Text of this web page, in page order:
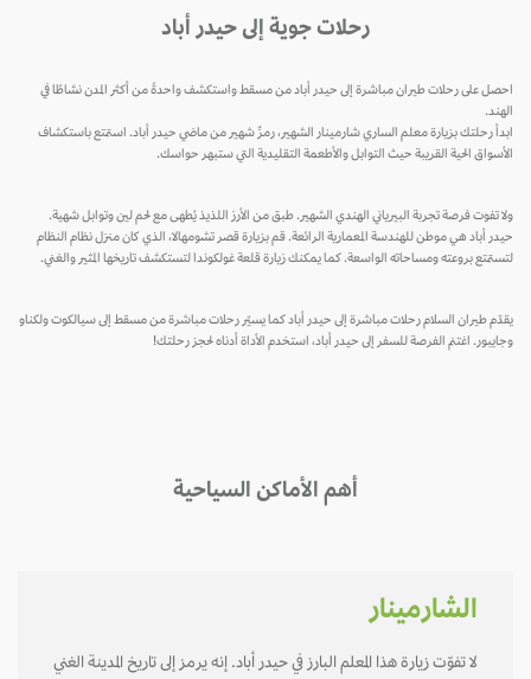
رحلات جوية إلى حيدر أباد
احصل على رحلات طيران مباشرة إلى حيدر أباد من مسقط واستكشف واحدةً من أكثر المدن نشاطًا في
الهند.
ابدأ رحلتك بزيارة معلم الساري شارمينار الشهير، رمزٌ شهير من ماضي حيدر أباد. استمتع باستكشاف
الأسواق الحية القريبة حيث التوابل والأطعمة التقليدية التي ستبهر حواسك.
ولا تفوت فرصة تجربة البيرياني الهندي الشهير. طبق من الأرز اللذيذ يُطهى مع لحم لين وتوابل شهية.
حيدر أباد هي موطن للهندسة المعمارية الرائعة. قم بزيارة قصر تشومهالا، الذي كان منزل نظام النظام
لتستمتع بروعته ومساحاته الواسعة. كما يمكنك زيارة قلعة غولكوندا لتستكشف تاريخها المثير والغني.
يقدّم طيران السلام رحلات مباشرة إلى حيدر أباد كما يسيّر رحلات مباشرة من مسقط إلى سيالكوت ولكناو
وجايبور. اغتنم الفرصة للسفر إلى حيدر أباد، استخدم الأداة أدناه لحجز رحلتك!
أهم الأماكن السياحية
الشارمينار
لا تفوّت زيارة هذا المعلم البارز في حيدر أباد. إنه يرمز إلى تاريخ المدينة الغني